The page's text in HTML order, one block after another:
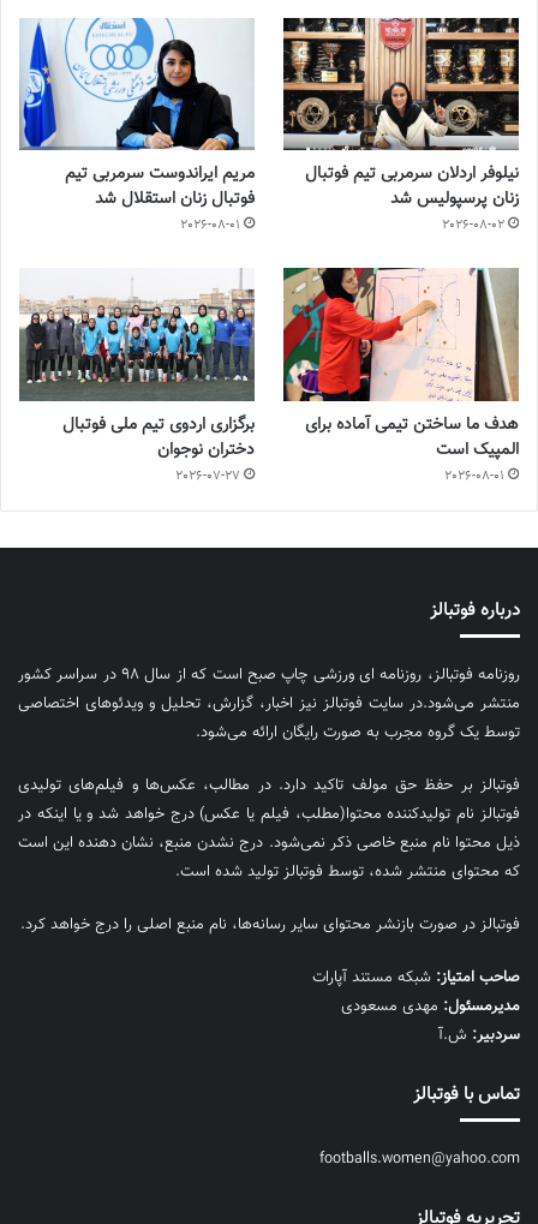
نیلوفر اردلان سرمربی تیم فوتبال
زنان پرسپولیس شد
2026-08-02
مریم ایراندوست سرمربی تیم
فوتبال زنان استقلال شد
2026-08-01
هدف ما ساختن تیمی آماده برای
المپیک است
2026-08-01
برگزاری اردوی تیم ملی فوتبال
دختران نوجوان
2026-07-27
درباره فوتبالز
روزنامه فوتبالز، روزنامه ای ورزشی چاپ صبح است که از سال ۹۸ در سراسر کشور
منتشر می‌شود.در سایت فوتبالز نیز اخبار، گزارش، تحلیل و ویدئوهای اختصاصی
توسط یک گروه مجرب به صورت رایگان ارائه می‌شود.
فوتبالز بر حفظ حق مولف تاکید دارد. در مطالب، عکس‌ها و فیلم‌های تولیدی
فوتبالز نام تولیدکننده محتوا(مطلب، فیلم یا عکس) درج خواهد شد و یا اینکه در
ذیل محتوا نام منبع خاصی ذکر نمی‌‎شود. درج نشدن منبع، نشان دهنده این است
که محتوای منتشر شده، توسط فوتبالز تولید شده است.
فوتبالز در صورت بازنشر محتوای سایر رسانه‌ها، نام منبع اصلی را درج خواهد کرد.
صاحب امتیاز: شبکه مستند آپارات
مديرمسئول: مهدی مسعودی
سردبیر: ش.آ
تماس با فوتبالز
footballs.women@yahoo.com
تحریریه فوتبالز